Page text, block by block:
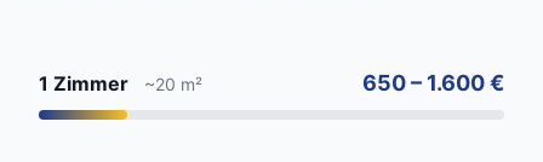
1 Zimmer ~20 m² 650 – 1.600 €